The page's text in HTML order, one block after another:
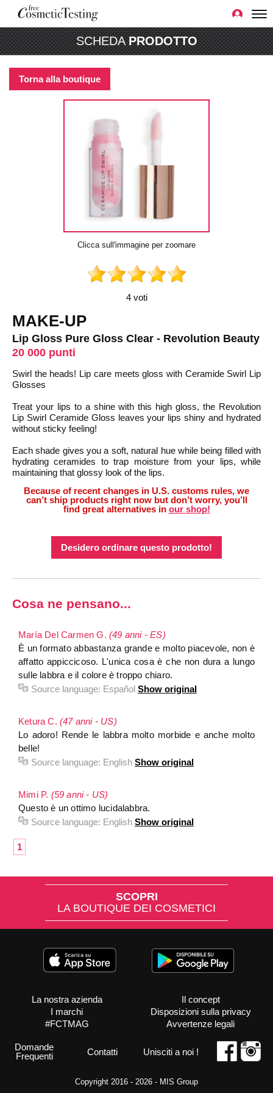
SCHEDAPRODOTTO
Torna alla boutique
Clicca sull'immagine per zoomare
4 voti
MAKE-UP
Lip Gloss Pure Gloss Clear - Revolution Beauty
20 000 punti
Swirl the heads! Lip care meets gloss with Ceramide Swirl Lip
Glosses
Treat your lips to a shine with this high gloss, the Revolution
Lip Swirl Ceramide Gloss leaves your lips shiny and hydrated
without sticky feeling!
Each shade gives you a soft, natural hue while being filled with
hydrating ceramides to trap moisture from your lips, while
maintaining that glossy look of the lips.
Because of recent changes in U.S. customs rules, we
can’t ship products right now but don’t worry, you’ll
find great alternatives in our shop!
Desidero ordinare questo prodotto!
Cosa ne pensano...
María Del Carmen G. (49 anni - ES)
È un formato abbastanza grande e molto piacevole, non è
affatto appiccicoso. L'unica cosa è che non dura a lungo
sulle labbra e il colore è troppo chiaro.
Source language: Español Show original
Ketura C. (47 anni - US)
Lo adoro! Rende le labbra molto morbide e anche molto
belle!
Source language: English Show original
Mimi P. (59 anni - US)
Questo è un ottimo lucidalabbra.
Source language: English Show original
1
SCOPRI
LA BOUTIQUE DEI COSMETICI
La nostra azienda
I marchi
#FCTMAG
Il concept
Disposizioni sulla privacy
Avvertenze legali
Domande
Frequenti
Contatti Unisciti a noi !
Copyright 2016 - 2026 - MIS Group